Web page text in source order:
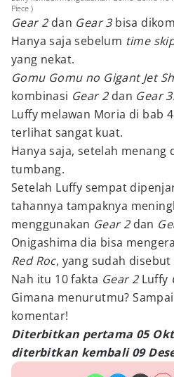
Piece )
Gear 2 dan Gear 3 bisa
Hanya saja sebelum time
yang nekat.
Gomu Gomu no Gigant Jet
kombinasi Gear 2 dan Gear 3
Luffy melawan Moria di bab
terlihat sangat kuat.
Hanya saja, setelah menang
tumbang.
Setelah Luffy sempat
tahannya tampaknya
menggunakan Gear 2 dan
Onigashima dia bisa
Red Roc, yang sudah
Nah itu 10 fakta Gear 2 Luffy
Gimana menurutmu?
komentar!
Diterbitkan pertama 05
diterbitkan kembali 09